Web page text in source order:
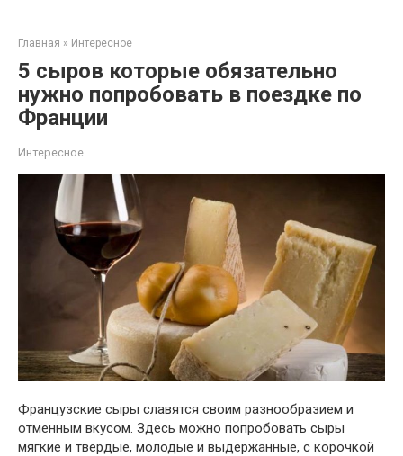
контенту
Главная » Интересное
5 сыров которые обязательно
нужно попробовать в поездке по
Франции
Интересное
Французские сыры славятся своим разнообразием и
отменным вкусом. Здесь можно попробовать сыры
мягкие и твердые, молодые и выдержанные, с корочкой